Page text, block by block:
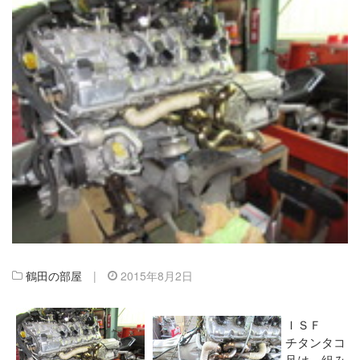
鶴田の部屋 | 2015年8月2日
ＩＳＦ
チタンタコ